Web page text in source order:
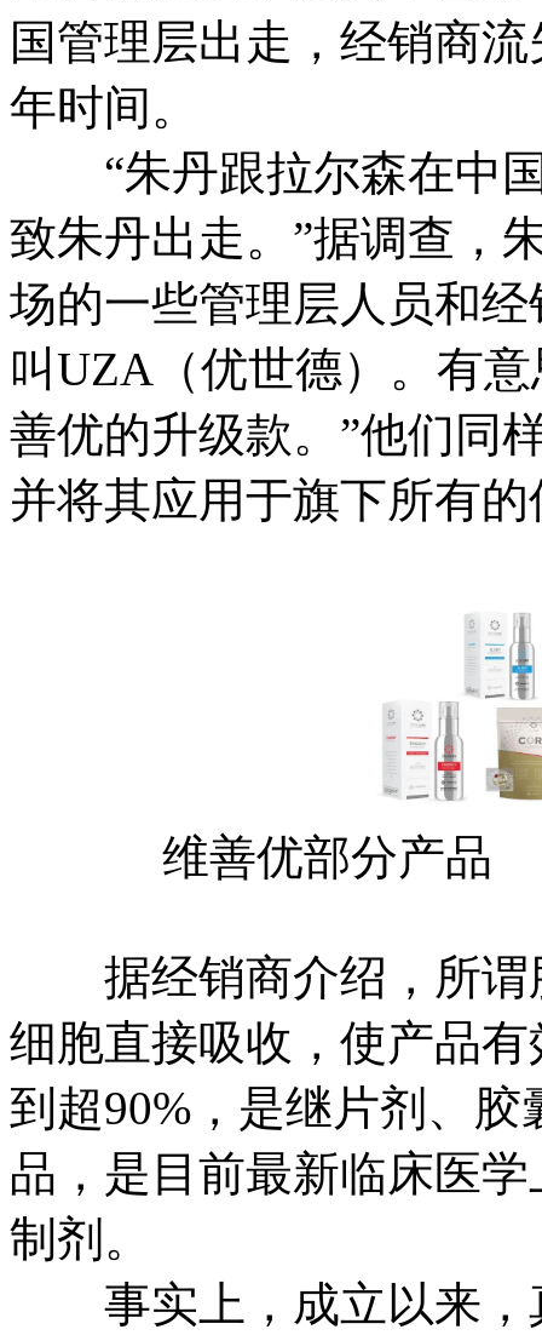
国管理层出走，经销商
年时间。
“朱丹跟拉尔森在中国
致朱丹出走。”据调查，
场的一些管理层人员和
叫UZA（优世德）。有
善优的升级款。”他们同
并将其应用于旗下所有
维善优部分产品
据经销商介绍，所谓
细胞直接吸收，使产品
到超90%，是继片剂、
品，是目前最新临床医
制剂。
事实上，成立以来，